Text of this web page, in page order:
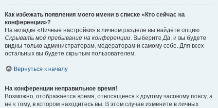
Как избежать появления моего имени в списке «Кто сейчас на
конференции»?
На вкладке «Личные настройки» в личном разделе вы найдёте опцию
Скрывать моё пребывание на конференции. ВыберитеДа, и вы будете
видны только администраторам, модераторам и самому себе. Для всех
остальных вы будете скрытым пользователем.
Вернуться к началу
На конференции неправильное время!
Возможно, отображается время, относящееся к другому часовому поясу, а
не к тому, в котором находитесь вы. В этом случае измените в личных